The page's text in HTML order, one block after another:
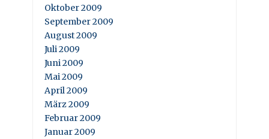
Oktober 2009
September 2009
August 2009
Juli 2009
Juni 2009
Mai 2009
April 2009
März 2009
Februar 2009
Januar 2009